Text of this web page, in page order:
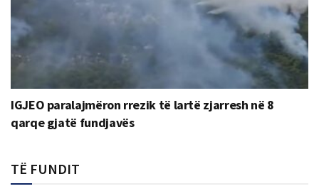
IGJEO paralajmëron rrezik të lartë zjarresh në 8
qarqe gjatë fundjavës
TË FUNDIT